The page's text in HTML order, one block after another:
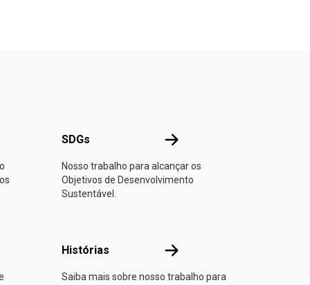
SDGs SDGs
Nosso trabalho para alcançar os
Objetivos de Desenvolvimento
Sustentável.
Histórias Histórias
Saiba mais sobre nosso trabalho para